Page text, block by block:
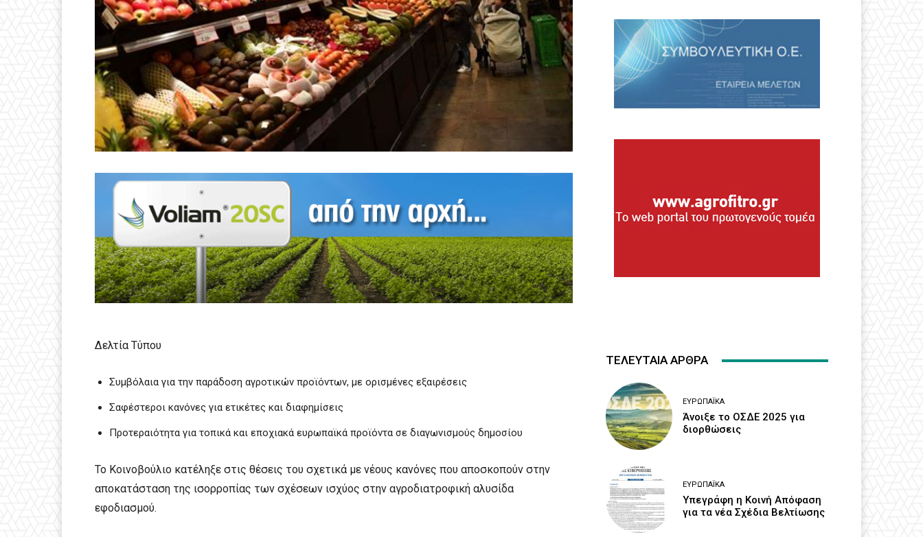
Δελτία Τύπου
Συμβόλαια για την παράδοση αγροτικών προϊόντων, με ορισμένες εξαιρέσεις
Σαφέστεροι κανόνες για ετικέτες και διαφημίσεις
Προτεραιότητα για τοπικά και εποχιακά ευρωπαϊκά προϊόντα σε διαγωνισμούς δημοσίου
Το Κοινοβούλιο κατέληξε στις θέσεις του σχετικά με νέους κανόνες που αποσκοπούν στην
αποκατάσταση της ισορροπίας των σχέσεων ισχύος στην αγροδιατροφική αλυσίδα
εφοδιασμού.
ΤΕΛΕΥΤΑΙΑ ΑΡΘΡΑ
ΕΥΡΩΠΑΪΚΆ
Άνοιξε το ΟΣΔΕ 2025 για
διορθώσεις
ΕΥΡΩΠΑΪΚΆ
Υπεγράφη η Κοινή Απόφαση
για τα νέα Σχέδια Βελτίωσης